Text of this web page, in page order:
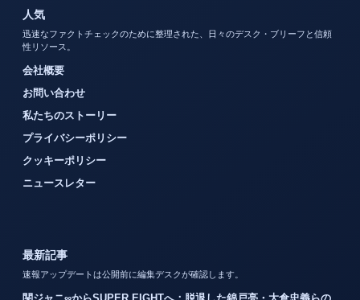
人気
迅速なファクトチェックのために整理された、日々のデスク・ブリーフと信頼
性リソース。
会社概要
お問い合わせ
私たちのストーリー
プライバシーポリシー
クッキーポリシー
ニュースレター
最新記事
速報アップデートは公開前に編集デスクが確認します。